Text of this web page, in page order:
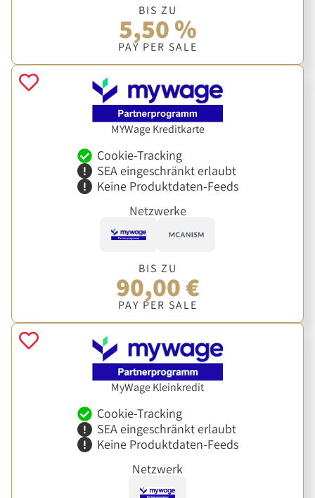
BIS ZU
5,50 %
PAY PER SALE
MYWage Kreditkarte
Cookie-Tracking
SEA eingeschränkt erlaubt
Keine Produktdaten-Feeds
Netzwerke
BIS ZU
90,00 €
PAY PER SALE
MyWage Kleinkredit
Cookie-Tracking
SEA eingeschränkt erlaubt
Keine Produktdaten-Feeds
Netzwerk